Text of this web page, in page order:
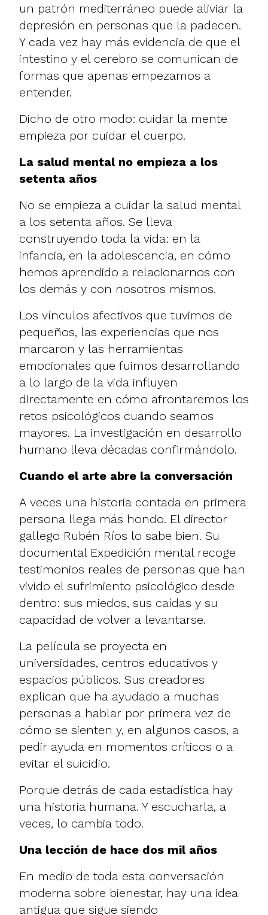
un patrón mediterráneo puede aliviar la
depresión en personas que la padecen.
Y cada vez hay más evidencia de que el
intestino y el cerebro se comunican de
formas que apenas empezamos a
entender.
Dicho de otro modo: cuidar la mente
empieza por cuidar el cuerpo.
La salud mental no empieza a los
setenta años
No se empieza a cuidar la salud mental
a los setenta años. Se lleva
construyendo toda la vida: en la
infancia, en la adolescencia, en cómo
hemos aprendido a relacionarnos con
los demás y con nosotros mismos.
Los vínculos afectivos que tuvimos de
pequeños, las experiencias que nos
marcaron y las herramientas
emocionales que fuimos desarrollando
a lo largo de la vida influyen
directamente en cómo afrontaremos los
retos psicológicos cuando seamos
mayores. La investigación en desarrollo
humano lleva décadas confirmándolo.
Cuando el arte abre la conversación
A veces una historia contada en primera
persona llega más hondo. El director
gallego Rubén Ríos lo sabe bien. Su
documental Expedición mental recoge
testimonios reales de personas que han
vivido el sufrimiento psicológico desde
dentro: sus miedos, sus caídas y su
capacidad de volver a levantarse.
La película se proyecta en
universidades, centros educativos y
espacios públicos. Sus creadores
explican que ha ayudado a muchas
personas a hablar por primera vez de
cómo se sienten y, en algunos casos, a
pedir ayuda en momentos críticos o a
evitar el suicidio.
Porque detrás de cada estadística hay
una historia humana. Y escucharla, a
veces, lo cambia todo.
Una lección de hace dos mil años
En medio de toda esta conversación
moderna sobre bienestar, hay una idea
antigua que sigue siendo